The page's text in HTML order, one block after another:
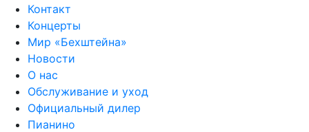
Контакт
Концерты
Мир «Бехштейна»
Новости
О нас
Обслуживание и уход
Официальный дилер
Пианино